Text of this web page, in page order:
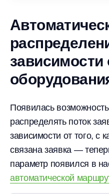
зависимости
Появилась
распределять поток
зависимости от того, с
связана заявка —
параметр появился в
автоматической